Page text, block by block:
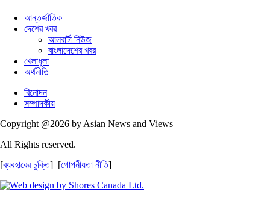
আন্তর্জাতিক
দেশের খবর
আলবার্টা নিউজ
বাংলাদেশের খবর
খেলাধুলা
অর্থনীতি
বিনোদন
সম্পাদকীয়
Copyright @2026 by Asian News and Views
All Rights reserved.
[ব্যবহারের চুক্তি] [গোপনীয়তা নীতি]